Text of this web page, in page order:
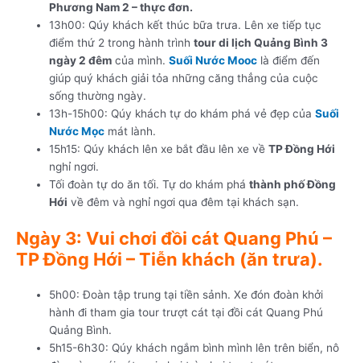
Phương Nam 2 – thực đơn.
13h00: Qúy khách kết thúc bữa trưa. Lên xe tiếp tục
điểm thứ 2 trong hành trìnhtour di lịch Quảng Bình 3
ngày 2 đêm của mình.Suối Nước Mooc là điểm đến
giúp quý khách giải tỏa những căng thẳng của cuộc
sống thường ngày.
13h-15h00: Qúy khách tự do khám phá vẻ đẹp củaSuối
Nước Mọc mát lành.
15h15: Qúy khách lên xe bắt đầu lên xe vềTP Đồng Hới
nghỉ ngơi.
Tối đoàn tự do ăn tối. Tự do khám pháthành phố Đồng
Hới về đêm và nghỉ ngơi qua đêm tại khách sạn.
Ngày 3: Vui chơi đồi cát Quang Phú –
TP Đồng Hới – Tiễn khách (ăn trưa).
5h00: Đoàn tập trung tại tiền sảnh. Xe đón đoàn khởi
hành đi tham gia tour trượt cát tại đồi cát Quang Phú
Quảng Bình.
5h15-6h30: Qúy khách ngắm bình mình lên trên biển, nô